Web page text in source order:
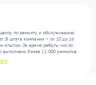
по ремонту и обслуживанию
В штате компании — от 10 до 16
опытом. За время работы число
более 12 000 ремонтов.
единиц техники, включая , , . Мы
и гарантируем высокое качество